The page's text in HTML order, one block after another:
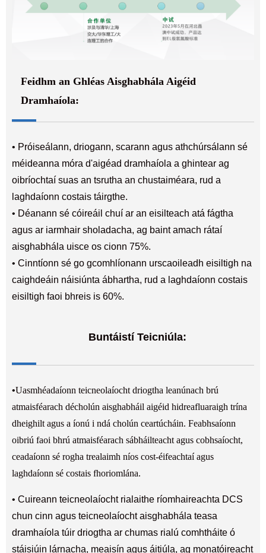
Feidhm an Ghléas Aisghabhála Aigéid
Dramhaíola:
• Próiseálann, driogann, scarann ​​agus athchúrsálann sé
méideanna móra d'aigéad dramhaíola a ghintear ag
oibríochtaí suas an tsrutha an chustaiméara, rud a
laghdaíonn costais táirgthe.
• Déanann sé cóireáil chuí ar an eisilteach atá fágtha
agus ar iarmhair sholadacha, ag baint amach rátaí
aisghabhála uisce os cionn 75%.
• Cinntíonn sé go gcomhlíonann urscaoileadh eisiltigh na
caighdeáin náisiúnta ábhartha, rud a laghdaíonn costais
eisiltigh faoi bhreis is 60%.
Buntáistí Teicniúla:
•Uasmhéadaíonn teicneolaíocht driogtha leanúnach brú
atmaisféarach décholún aisghabháil aigéid hidreafluaraigh trína
dheighilt agus a íonú i ndá cholún ceartúcháin. Feabhsaíonn
oibriú faoi bhrú atmaisféarach sábháilteacht agus cobhsaíocht,
ceadaíonn sé rogha trealaimh níos cost-éifeachtaí agus
laghdaíonn sé costais fhoriomlána.
• Cuireann teicneolaíocht rialaithe ríomhaireachta DCS
chun cinn agus teicneolaíocht aisghabhála teasa
dramhaíola túir driogtha ar chumas rialú comhtháite ó
stáisiúin lárnacha, meaisín agus áitiúla, ag monatóireacht